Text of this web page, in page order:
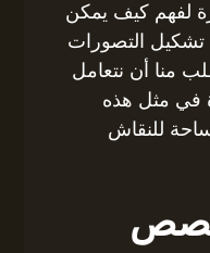
لفهم كيف يمكن
تشكيل التصورات
منا أن نتعامل
في مثل هذه
للنقاش
قصص